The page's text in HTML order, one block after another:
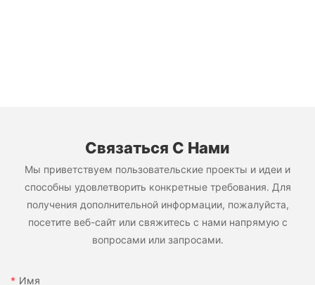
Связаться С Нами
Мы приветствуем пользовательские проекты и идеи и
способны удовлетворить конкретные требования. Для
получения дополнительной информации, пожалуйста,
посетите веб-сайт или свяжитесь с нами напрямую с
вопросами или запросами.
Имя